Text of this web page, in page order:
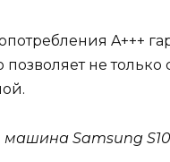
A+++
не только
машина Samsung